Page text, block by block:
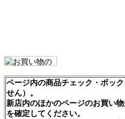
ページ内の商品チェック・ボッ
せん）。
新店内のほかのページのお買い
を確定してください。